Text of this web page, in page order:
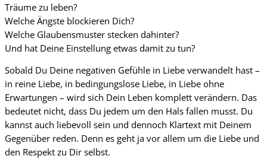
Träume zu leben?
Welche Ängste blockieren Dich?
Welche Glaubensmuster stecken dahinter?
Und hat Deine Einstellung etwas damit zu tun?
Sobald Du Deine negativen Gefühle in Liebe verwandelt hast –
in reine Liebe, in bedingungslose Liebe, in Liebe ohne
Erwartungen – wird sich Dein Leben komplett verändern. Das
bedeutet nicht, dass Du jedem um den Hals fallen musst. Du
kannst auch liebevoll sein und dennoch Klartext mit Deinem
Gegenüber reden. Denn es geht ja vor allem um die Liebe und
den Respekt zu Dir selbst.